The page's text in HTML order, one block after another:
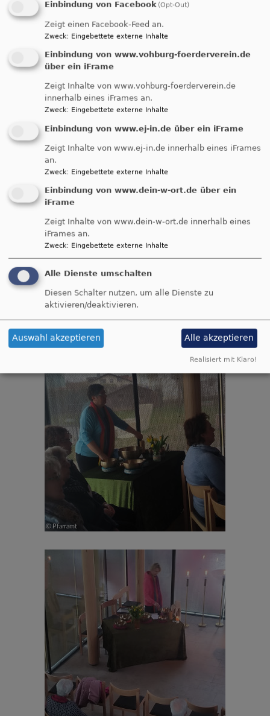
Einbindung von Facebook (Opt-Out)
Zeigt einen Facebook-Feed an.
Zweck: Eingebettete externe Inhalte
Einbindung von www.vohburg-foerderverein.de
über ein iFrame
Zeigt Inhalte von www.vohburg-foerderverein.de
innerhalb eines iFrames an.
Zweck: Eingebettete externe Inhalte
Einbindung von www.ej-in.de über ein iFrame
Zeigt Inhalte von www.ej-in.de innerhalb eines iFrames
an.
Zweck: Eingebettete externe Inhalte
Einbindung von www.dein-w-ort.de über ein
iFrame
Zeigt Inhalte von www.dein-w-ort.de innerhalb eines
iFrames an.
Zweck: Eingebettete externe Inhalte
Alle Dienste umschalten
Diesen Schalter nutzen, um alle Dienste zu
aktivieren/deaktivieren.
Auswahl akzeptieren Alle akzeptieren
Realisiert mit Klaro!